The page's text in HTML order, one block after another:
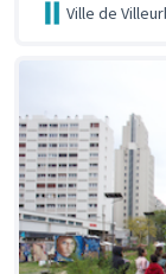
Ville de